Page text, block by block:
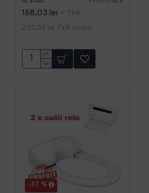
168,03 lei + TVA
203,32 lei TVA inclus
-37 %